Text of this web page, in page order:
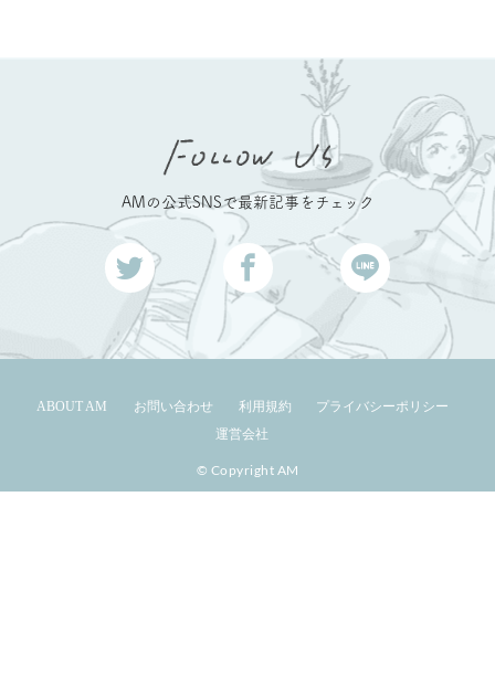
AMの公式SNSで最新記事をチェック
ABOUT AM お問い合わせ 利用規約
プライバシーポリシー
運営会社
© Copyright AM